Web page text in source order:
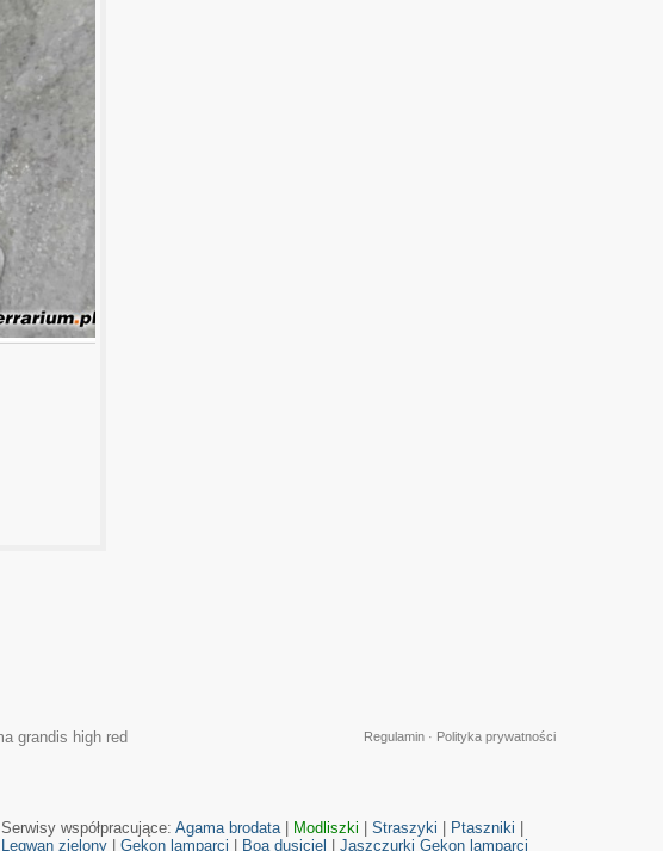
grandis high red Polityka prywatności
Regulamin·
Serwisy współpracujące: Agama brodata| Modliszki Straszyki Ptaszniki
Legwan zielony| Gekon lamparci Boa dusiciel Jaszczurki Gekon lamparci